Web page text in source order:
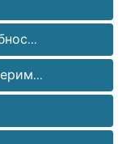
занятийthe issues
health
social progress